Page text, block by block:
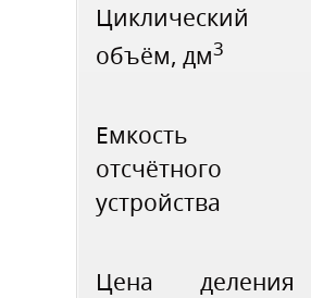
Циклический
объём, дм3
Емкость
отсчётного
устройства
Цена деления